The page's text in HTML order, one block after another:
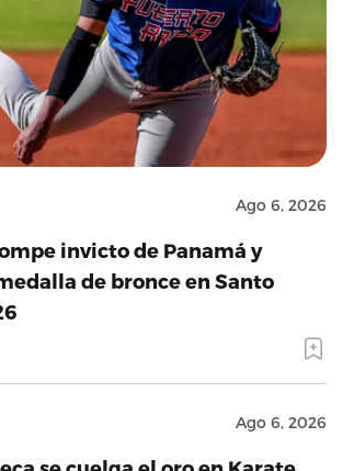
Ago 6, 2026
invicto de Panamá y
de bronce en Santo
Ago 6, 2026